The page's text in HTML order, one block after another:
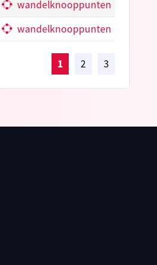
wandelknooppunten
wandelknooppunten
1 2 3